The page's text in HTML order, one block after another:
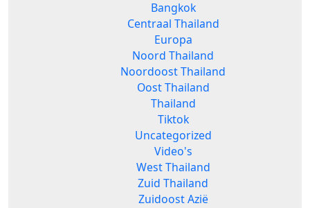
Bangkok
Centraal Thailand
Europa
Noord Thailand
Noordoost Thailand
Oost Thailand
Thailand
Tiktok
Uncategorized
Video's
West Thailand
Zuid Thailand
Zuidoost Azië